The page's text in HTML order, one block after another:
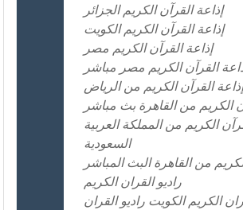
إذاعة القرآن الكريم الجزائر
إذاعة القرآن الكريم الكويت
إذاعة القرآن الكريم مصر
القرآن الكريم مصر مباشر
إذاعة القرآن الكريم من الرياض
الكريم من القاهرة بث مباشر
الكريم من المملكة العربية
السعودية
من القاهرة البث المباشر
راديو القران الكريم
الكريم الكويت راديو القران